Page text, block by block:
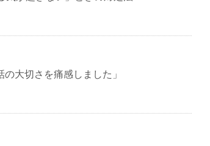
の大切さを痛感しました」